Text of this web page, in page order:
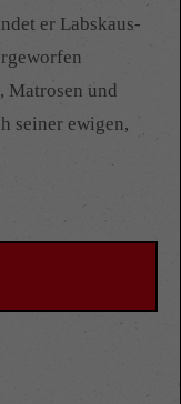
er Labskaus-
Matrosen und
seiner ewigen,